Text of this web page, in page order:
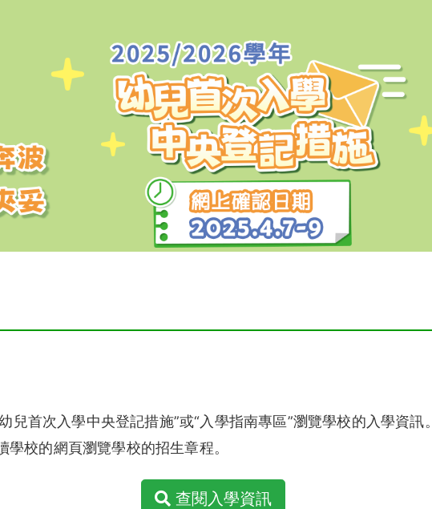
首次入學中央登記措施”或“入學指南專區”瀏覽學校的入學資訊。
校的網頁瀏覽學校的招生章程。
查閱入學資訊